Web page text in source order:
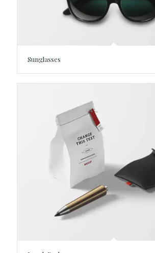
Sunglasses